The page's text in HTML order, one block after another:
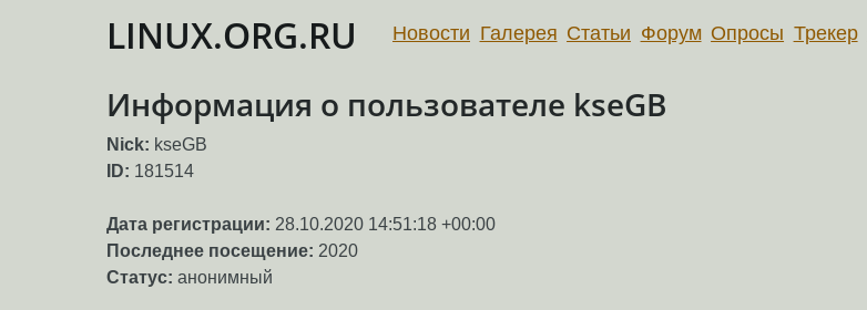
LINUX.ORG.RU Новости Галерея Статьи Форум Опросы Трекер
Информация о пользователе kseGB
Nick: kseGB
ID: 181514
Дата регистрации: 28.10.2020 14:51:18 +00:00
Последнее посещение: 2020
Статус: анонимный